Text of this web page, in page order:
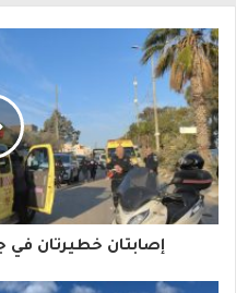
ب
ر
ي
د
ك
ا
إصابتان خطيرتان